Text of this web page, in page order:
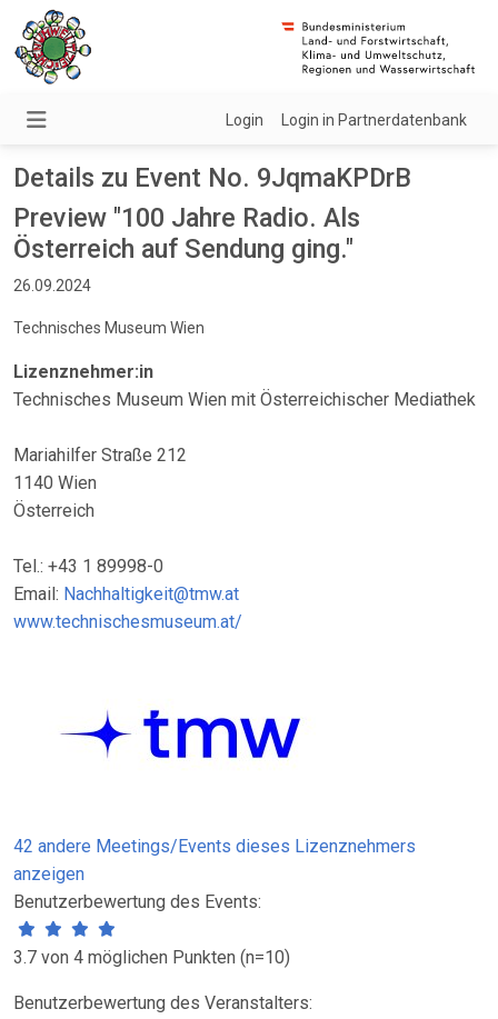
Login Login in Partnerdatenbank
Details zu Event No. 9JqmaKPDrB
Preview "100 Jahre Radio. Als
Österreich auf Sendung ging."
26.09.2024
Technisches Museum Wien
Lizenznehmer:in
Technisches Museum Wien mit Österreichischer Mediathek
Mariahilfer Straße 212
1140 Wien
Österreich
Tel.: +43 1 89998-0
Email: Nachhaltigkeit@tmw.at
www.technischesmuseum.at/
42 andere Meetings/Events dieses Lizenznehmers
anzeigen
Benutzerbewertung des Events:
3.7 von 4 möglichen Punkten (n=10)
Benutzerbewertung des Veranstalters: